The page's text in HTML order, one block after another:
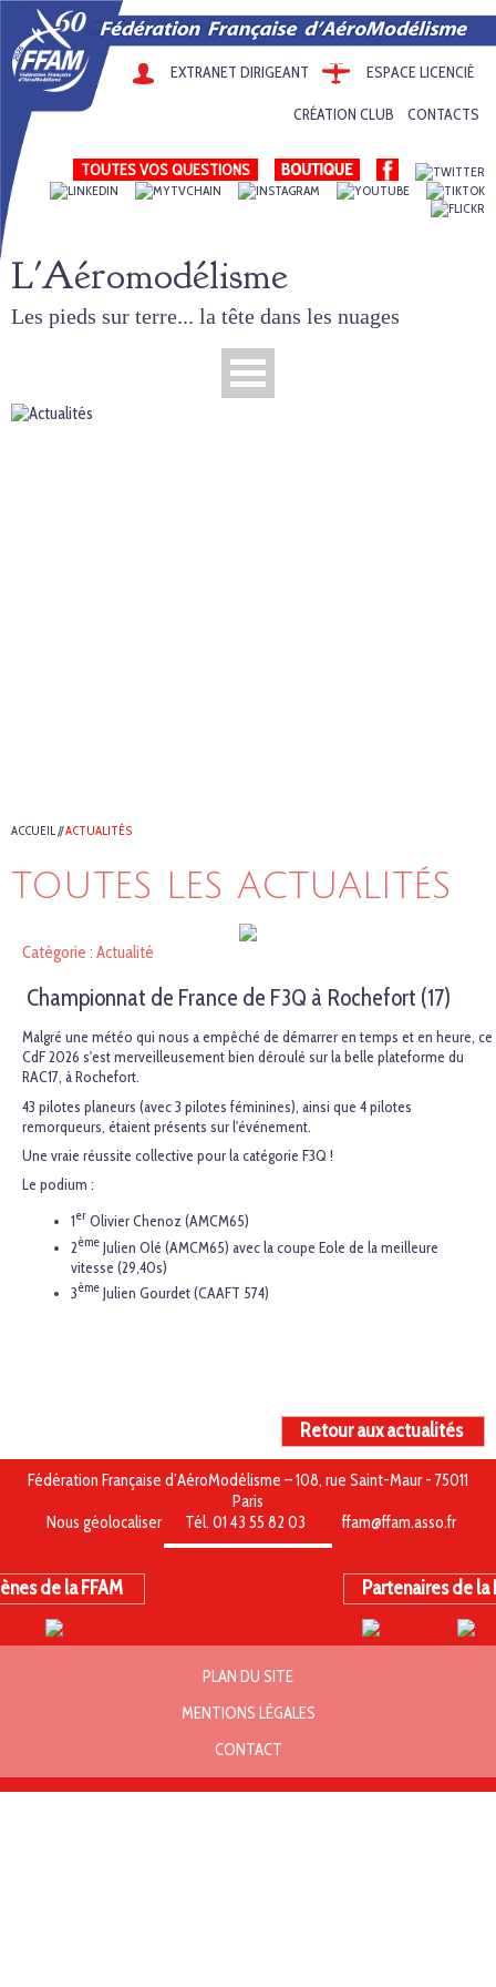
EXTRANET DIRIGEANT ESPACE LICENCIÉ
CRÉATION CLUB CONTACTS
TOUTES VOS QUESTIONS
L'Aéromodélisme
Les pieds sur terre... la tête dans les nuages
ACCUEIL//ACTUALITÉS
TOUTES LES ACTUALITÉS
Catégorie : Actualité
Championnat de France de F3Q à Rochefort (17)
Malgré une météo qui nous a empêché de démarrer en temps et en heure, ce
CdF 2026 s'est merveilleusement bien déroulé sur la belle plateforme du
RAC17, à Rochefort.
43 pilotes planeurs (avec 3 pilotes féminines), ainsi que 4 pilotes
remorqueurs, étaient présents sur l'événement.
Une vraie réussite collective pour la catégorie F3Q !
Le podium :
1er Olivier Chenoz (AMCM65)
2ème Julien Olé (AMCM65) avec la coupe Eole de la meilleure
vitesse (29,40s)
3ème Julien Gourdet (CAAFT 574)
Retour aux actualités
Fédération Française d’AéroModélisme – 108, rue Saint-Maur - 75011
Paris
Nous géolocaliser
Tél. 01 43 55 82 03 ffam@ffam.asso.fr
de la FFAM Partenaires de la
PLAN DU SITE
MENTIONS LÉGALES
CONTACT